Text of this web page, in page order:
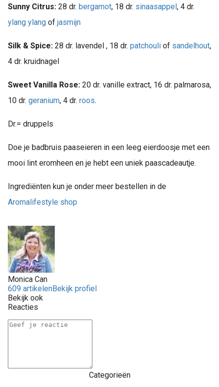
Sunny Citrus: 28 dr. bergamot, 18 dr. sinaasappel, 4 dr.
ylang ylang of jasmijn
Silk & Spice: 28 dr. lavendel , 18 dr. patchouli of sandelhout,
4 dr. kruidnagel
Sweet Vanilla Rose: 20 dr. vanille extract, 16 dr. palmarosa,
10 dr. geranium, 4 dr. roos.
Dr.= druppels
Doe je badbruis paaseieren in een leeg eierdoosje met een
mooi lint eromheen en je hebt een uniek paascadeautje.
Ingrediënten kun je onder meer bestellen in de
Aromalifestyle shop
Monica Can
609 artikelenBekijk profiel
Bekijk ook
Reacties
Categorieën